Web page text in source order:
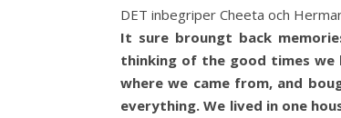
DET inbegriper Cheeta och
It sure broungt back
thinking of the good times we
where we came from, and
everything. We lived in one